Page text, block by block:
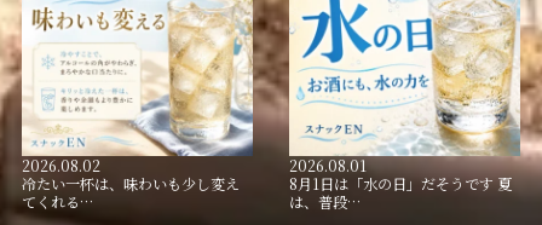
2026.08.02
冷たい一杯は、味わいも少し変え
てくれる…
2026.08.01
8月1日は「水の日」だそうです 夏
は、普段…